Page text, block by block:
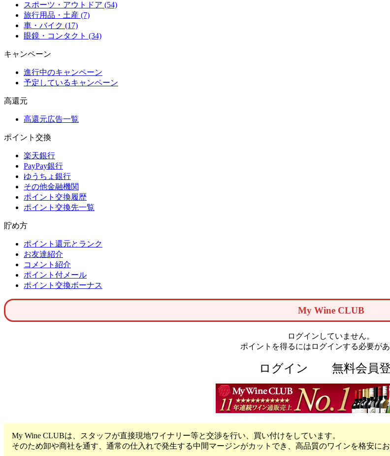
スポーツ・アウトドア (54)
旅行用品・土産 (7)
車・バイク (17)
眼鏡・コンタクト (34)
キャンペーン
進行中のキャンペーン
予定しているキャンペーン
高還元
高還元広告一覧
ポイント交換
楽天銀行
PayPay銀行
ゆうちょ銀行
その他金融機関
ポイント交換履歴
ポイント交換先一覧
貯め方
ポイント還元とランク
お友達紹介
コメント紹介
ポイント付メール
ポイント交換ボーナス
My Wine CLUB
ログインしていません。
ポイントを得るにはログインする必要があ
ログイン 無料会員
My Wine CLUBは、スタッフが直接現地ワイナリー等と交渉を行い、買い付けをしています。
そのため卸や商社を通す、通常の仕入れで発生する中間マージンがカットでき、高品質のワインを格安に